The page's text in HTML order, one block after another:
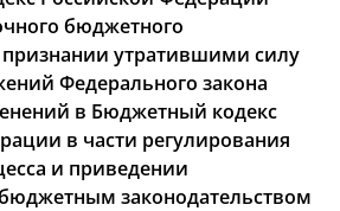
бюджетного
утратившими силу
Федерального закона
в Бюджетный кодекс
в части регулирования
и приведении
бюджетным законодательством